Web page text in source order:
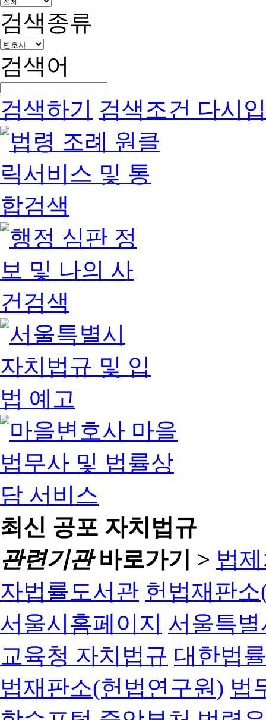
검색종류
검색어
검색하기 검색조건 다시
최신 공포 자치법규
관련기관바로가기 > 법
자법률도서관 헌법재판
서울시홈페이지 서울특
교육청 자치법규 대한법
법재판소(헌법연구원) 법